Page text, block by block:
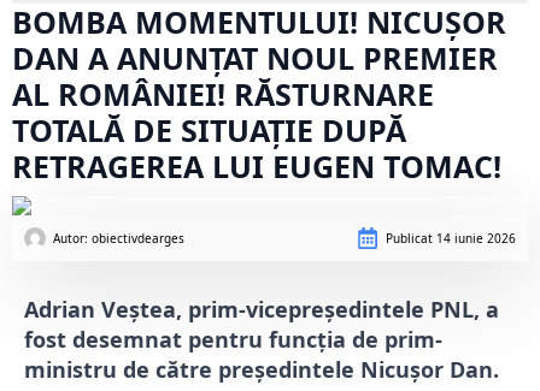
BOMBA MOMENTULUI! NICUȘOR
DAN A ANUNȚAT NOUL PREMIER
AL ROMÂNIEI! RĂSTURNARE
TOTALĂ DE SITUAȚIE DUPĂ
RETRAGEREA LUI EUGEN TOMAC!
Autor: obiectivdearges Publicat 14 iunie 2026
Adrian Veștea, prim-vicepreședintele PNL, a
fost desemnat pentru funcția de prim-
ministru de către președintele Nicușor Dan.